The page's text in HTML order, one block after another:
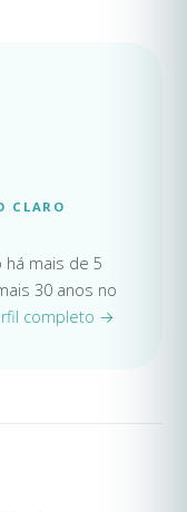
CLARO
há mais de 5
30 anos no
completo →